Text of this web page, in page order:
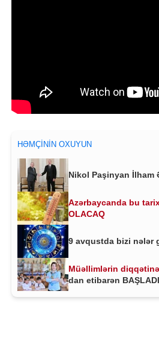
HƏMÇININ OXUYUN
Nikol Paşinyan İlham
Azərbaycanda bu
OLACAQ
9 avqustda bizi nələr
Müəllimlərin
dan etibarən BAŞLADI